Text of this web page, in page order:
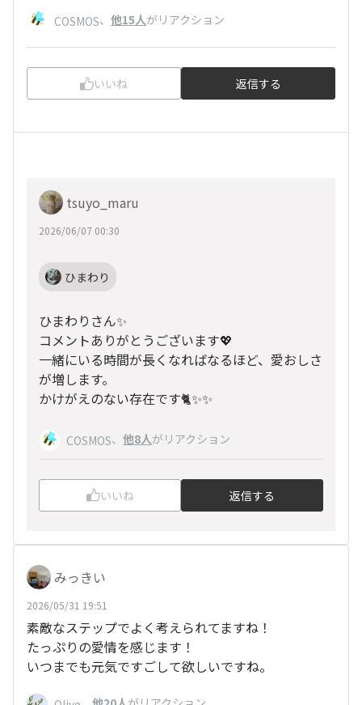
COSMOS、 他15人がリアクション
いいね 返信する
tsuyo_maru
2026/06/07 00:30
ひまわり
ひまわりさん✨
コメントありがとうございます💖
一緒にいる時間が長くなればなるほど、愛おしさ
が増します。
かけがえのない存在です🐈✨✨
COSMOS、 他8人がリアクション
いいね 返信する
みっきい
2026/05/31 19:51
素敵なステップでよく考えられてますね！
たっぷりの愛情を感じます！
いつまでも元気ですごして欲しいですね。